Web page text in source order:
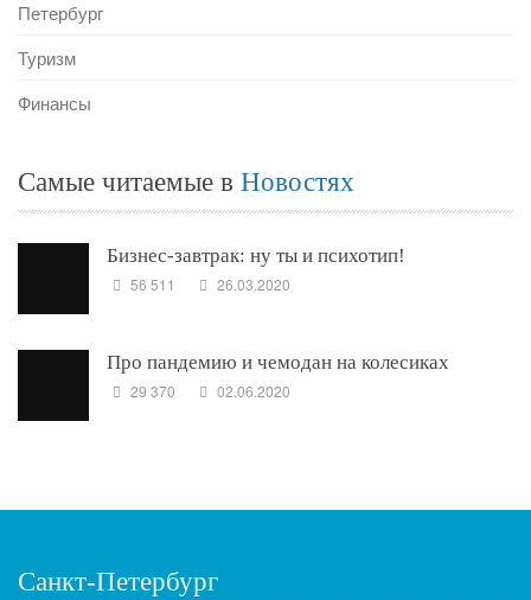
Петербург
Туризм
Финансы
Самые читаемые в Новостях
Бизнес-завтрак: ну ты и психотип!
56 511 26.03.2020
Про пандемию и чемодан на колесиках
29 370 02.06.2020
Санкт-Петербург